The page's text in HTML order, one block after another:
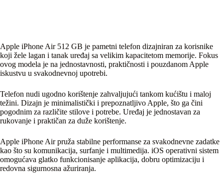
Apple iPhone Air 512 GB je pametni telefon dizajniran za korisnike
koji žele lagan i tanak uređaj sa velikim kapacitetom memorije. Fokus
ovog modela je na jednostavnosti, praktičnosti i pouzdanom Apple
iskustvu u svakodnevnoj upotrebi.
Telefon nudi ugodno korištenje zahvaljujući tankom kućištu i maloj
težini. Dizajn je minimalistički i prepoznatljivo Apple, što ga čini
pogodnim za različite stilove i potrebe. Uređaj je jednostavan za
rukovanje i praktičan za duže korištenje.
Apple iPhone Air pruža stabilne performanse za svakodnevne zadatke
kao što su komunikacija, surfanje i multimedija. iOS operativni sistem
omogućava glatko funkcionisanje aplikacija, dobru optimizaciju i
redovna sigurnosna ažuriranja.